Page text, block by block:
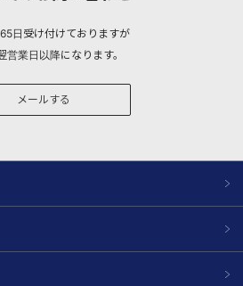
日受け付けておりますが
営業日以降になります。
メールする